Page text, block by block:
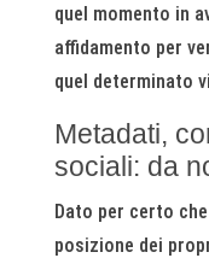
quel momento in
affidamento per
quel determinato
Metadati,
sociali: da
Dato per certo
posizione dei